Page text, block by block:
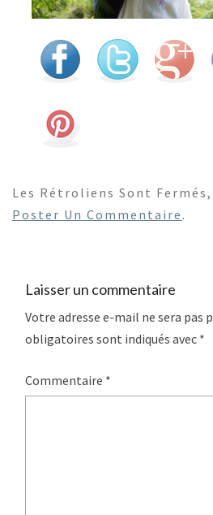
Les Rétroliens Sont Fermés,
Poster Un Commentaire .
Laisser un commentaire
Votre adresse e-mail ne sera pas
obligatoires sont indiqués avec *
Commentaire *